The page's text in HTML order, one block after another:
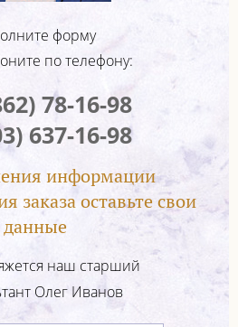
форму
по телефону:
78-16-98
637-16-98
информации
заказа оставьте свои
данные
наш старший
Олег Иванов